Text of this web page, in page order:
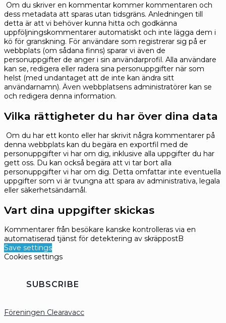
Om du skriver en kommentar kommer kommentaren och
dess metadata att sparas utan tidsgräns. Anledningen till
detta är att vi behöver kunna hitta och godkänna
uppföljningskommentarer automatiskt och inte lägga dem i
kö för granskning. För användare som registrerar sig på er
webbplats (om sådana finns) sparar vi även de
personuppgifter de anger i sin användarprofil. Alla användare
kan se, redigera eller radera sina personuppgifter när som
helst (med undantaget att de inte kan ändra sitt
användarnamn). Även webbplatsens administratörer kan se
och redigera denna information.
Vilka rättigheter du har över dina data
Om du har ett konto eller har skrivit några kommentarer på
denna webbplats kan du begära en exportfil med de
personuppgifter vi har om dig, inklusive alla uppgifter du har
gett oss. Du kan också begära att vi tar bort alla
personuppgifter vi har om dig. Detta omfattar inte eventuella
uppgifter som vi är tvungna att spara av administrativa, legala
eller säkerhetsändamål.
Vart dina uppgifter skickas
Kommentarer från besökare kanske kontrolleras via en
automatiserad tjänst för detektering av skräppostB
Save settings
Cookies settings
SUBSCRIBE
Föreningen Clearavacc